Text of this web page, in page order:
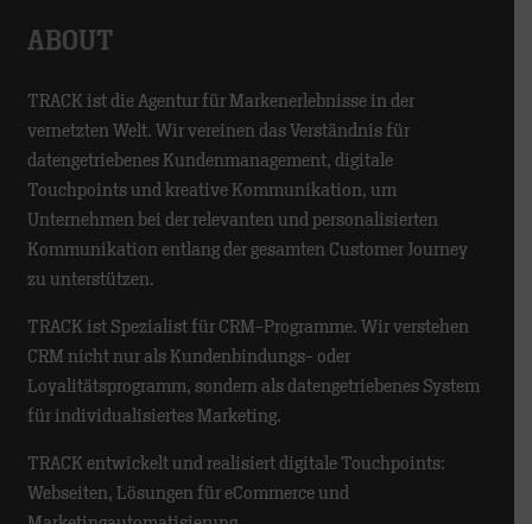
ABOUT
TRACK ist die Agentur für Markenerlebnisse in der
vernetzten Welt. Wir vereinen das Verständnis für
datengetriebenes Kundenmanagement, digitale
Touchpoints und kreative Kommunikation, um
Unternehmen bei der relevanten und personalisierten
Kommunikation entlang der gesamten Customer Journey
zu unterstützen.
TRACK ist Spezialist für CRM-Programme. Wir verstehen
CRM nicht nur als Kundenbindungs- oder
Loyalitätsprogramm, sondern als datengetriebenes System
für individualisiertes Marketing.
TRACK entwickelt und realisiert digitale Touchpoints:
Webseiten, Lösungen für eCommerce und